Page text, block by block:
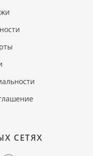
СЕТЯХ